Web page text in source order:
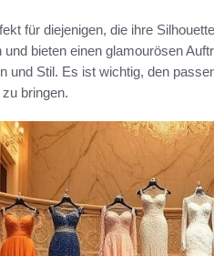
für diejenigen, die ihre
bieten einen glamourösen
und Stil. Es ist wichtig, den
bringen.